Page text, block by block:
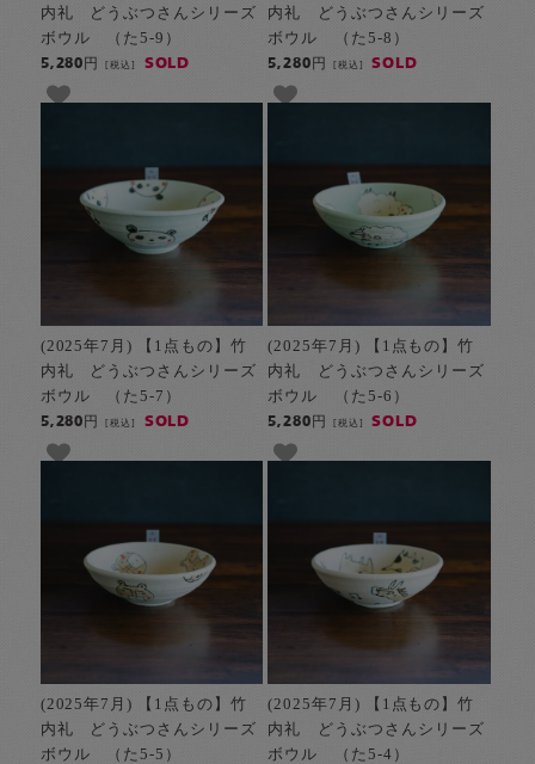
内礼 どうぶつさんシリーズ
ボウル （た5-9）
5,280円[税込] SOLD
内礼 どうぶつさんシリーズ
ボウル （た5-8）
5,280円 [税込] SOLD
(2025年7月) 【1点もの】竹
内礼 どうぶつさんシリーズ
ボウル （た5-7）
5,280円[税込] SOLD
(2025年7月) 【1点もの】竹
内礼 どうぶつさんシリーズ
ボウル （た5-6）
5,280円 [税込] SOLD
(2025年7月) 【1点もの】竹
内礼 どうぶつさんシリーズ
ボウル （た5-5）
(2025年7月) 【1点もの】竹
内礼 どうぶつさんシリーズ
ボウル （た5-4）